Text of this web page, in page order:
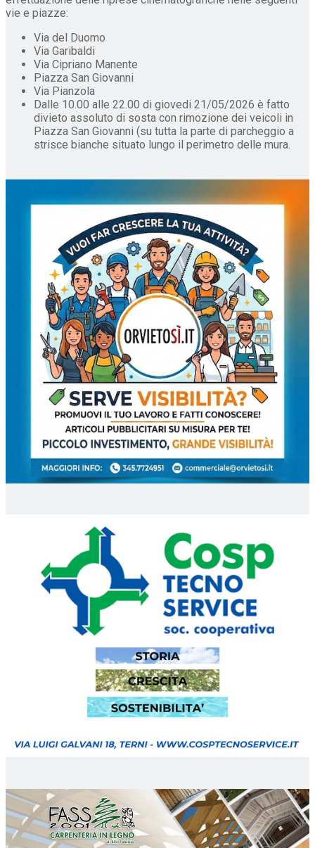
vie e piazze:
Via del Duomo
Via Garibaldi
Via Cipriano Manente
Piazza San Giovanni
Via Pianzola
Dalle 10.00 alle 22.00 di giovedi 21/05/2026 è fatto
divieto assoluto di sosta con rimozione dei veicoli in
Piazza San Giovanni (su tutta la parte di parcheggio a
strisce bianche situato lungo il perimetro delle mura.